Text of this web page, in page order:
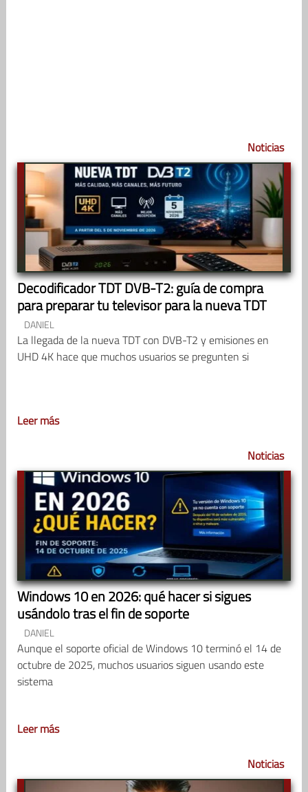
Noticias
Decodificador TDT DVB-T2: guía de compra
para preparar tu televisor para la nueva TDT
DANIEL
La llegada de la nueva TDT con DVB-T2 y emisiones en
UHD 4K hace que muchos usuarios se pregunten si
Leer más
Noticias
Windows 10 en 2026: qué hacer si sigues
usándolo tras el fin de soporte
DANIEL
Aunque el soporte oficial de Windows 10 terminó el 14 de
octubre de 2025, muchos usuarios siguen usando este
sistema
Leer más
Noticias